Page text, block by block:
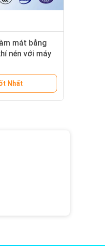
mát bằng
nén với máy
Nhất